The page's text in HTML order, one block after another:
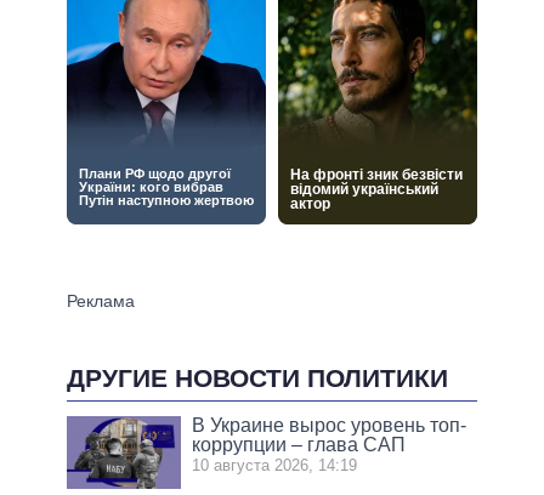
ДРУГИЕ НОВОСТИ ПОЛИТИКИ
В Украине вырос уровень топ-
коррупции – глава САП
10 августа 2026, 14:19